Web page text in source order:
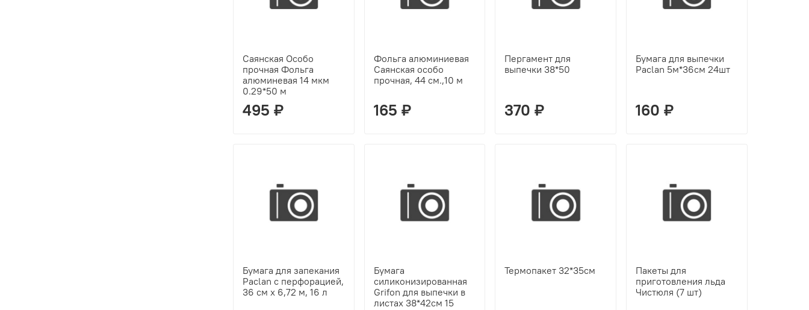
Саянская Особо
прочная Фольга
алюминевая 14 мкм
0.29*50 м
495 ₽
Фольга алюминиевая
Саянская особо
прочная, 44 см.,10 м
165 ₽
Пергамент для
выпечки 38*50
370 ₽
Бумага для выпечки
Paclan 5м*36см 24шт
160 ₽
Бумага для запекания
Paclan с перфорацией,
36 см х 6,72 м, 16 л
Бумага
силиконизированная
Grifon для выпечки в
листах 38*42см 15
Термопакет 32*35см
Пакеты для
приготовления льда
Чистюля (7 шт)